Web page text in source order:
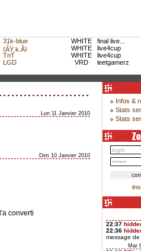
31k-blue WHITE final live...
{ÃŸ.k.Ã} WHITE live4cup
TnT WHITE live4cup
LGD VRD leetgamerz
Lun 11 Janvier 2010
Dim 10 Janvier 2010
converti
Infos &
Stats
Stats
22:37
22:36
message
Mar